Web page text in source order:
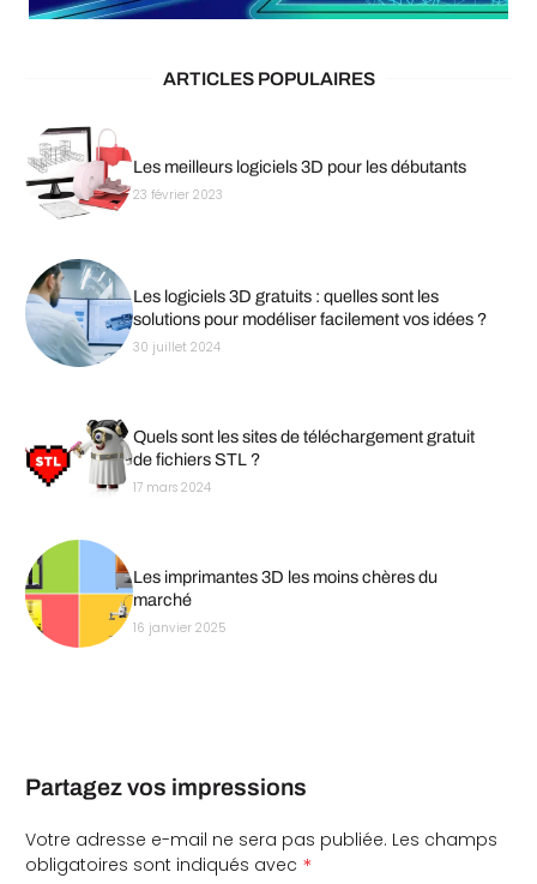
ARTICLES POPULAIRES
Les meilleurs logiciels 3D pour les débutants
23 février 2023
Les logiciels 3D gratuits : quelles sont les
solutions pour modéliser facilement vos idées ?
30 juillet 2024
Quels sont les sites de téléchargement gratuit
de fichiers STL ?
17 mars 2024
Les imprimantes 3D les moins chères du
marché
16 janvier 2025
Partagez vos impressions
Votre adresse e-mail ne sera pas publiée. Les champs
obligatoires sont indiqués avec *